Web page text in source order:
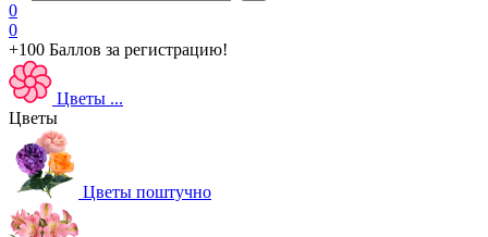
0
0
+100 Баллов за регистрацию!
Цветы ...
Цветы
Цветы поштучно